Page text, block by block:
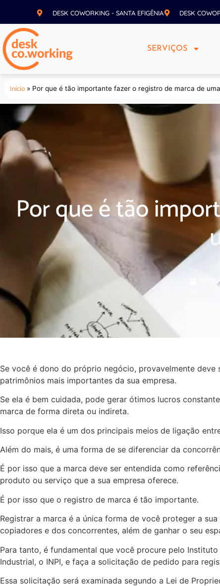
DESK COWORKING - SANTA EFIGÊNIA DESK
SERVIÇOS
Início » Por que é tão importante fazer o registro de marca de
Por que é tão
19/
Se você é dono do próprio negócio, provavelmente deve
patrimônios mais importantes da sua empresa.
Se ela é bem cuidada, pode gerar ótimos lucros
marca de forma direta ou indireta.
Isso porque ela é um dos principais meios de ligação
Além do mais, é uma forma de se diferenciar da
É por isso que a marca deve ser entendida como
produto ou serviço que a sua empresa oferece.
É por isso que o registro de marca é tão importante.
Registrar a marca é a única forma de você proteger a
copiadores e dos concorrentes, além de ganhar o seu
Para tanto, é fundamental que você procure pelo
Industrial, o INPI, e faça a solicitação de pedido para
Essa solicitação será examinada segundo a Lei de